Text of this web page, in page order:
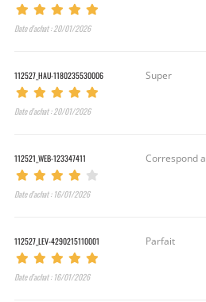
Date d’achat : 20/01/2026
112527_HAU-1180235530006
Date d’achat : 20/01/2026
Super
112521_WEB-123347411
Date d’achat : 16/01/2026
Correspond
112527_LEV-4290215110001
Date d’achat : 16/01/2026
Parfait